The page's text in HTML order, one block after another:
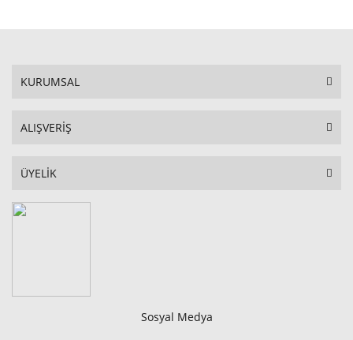
KURUMSAL
ALIŞVERİŞ
ÜYELİK
Sosyal Medya